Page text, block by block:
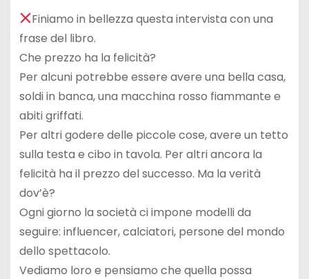
Finiamo in bellezza questa intervista con una
frase del libro.
Che prezzo ha la felicità?
Per alcuni potrebbe essere avere una bella casa,
soldi in banca, una macchina rosso fiammante e
abiti griffati.
Per altri godere delle piccole cose, avere un tetto
sulla testa e cibo in tavola. Per altri ancora la
felicità ha il prezzo del successo. Ma la verità
dov’è?
Ogni giorno la società ci impone modelli da
seguire: influencer, calciatori, persone del mondo
dello spettacolo.
Vediamo loro e pensiamo che quella possa